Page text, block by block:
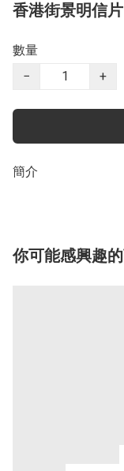
香港街景明信
數量
−
+
簡介
你可能感興趣